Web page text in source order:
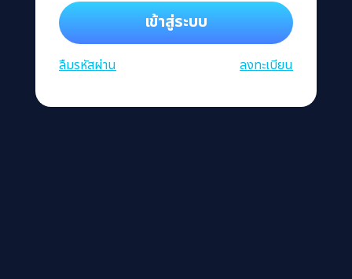
เข้าสู่ระบบ
ลืมรหัสผ่าน ลงทะเบียน